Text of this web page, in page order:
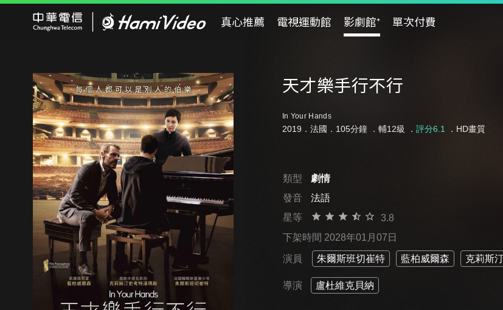
真心推薦 電視運動館 影劇館⁺ 單次付費
天才樂手行不行
In Your Hands
2019．法國．105分鐘 ． 輔12級 ． 評分6.1 ．HD畫質
類型
劇情
發音
法語
星等
3.8
下架時間 2028年01月07日
演員 朱爾斯班切崔特 藍柏威爾森 克莉斯
導演 盧杜維克貝納